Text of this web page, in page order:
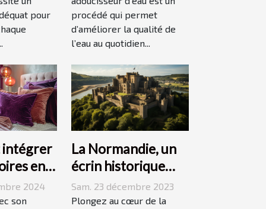
pour
procédé qui permet
d’améliorer la qualité de
l’eau au quotidien...
intégrer
en
votre
2024
son
La Normandie, un
écrin historique
pour des
événements
Sam. 23 décembre 2023
Plongez au cœur de la